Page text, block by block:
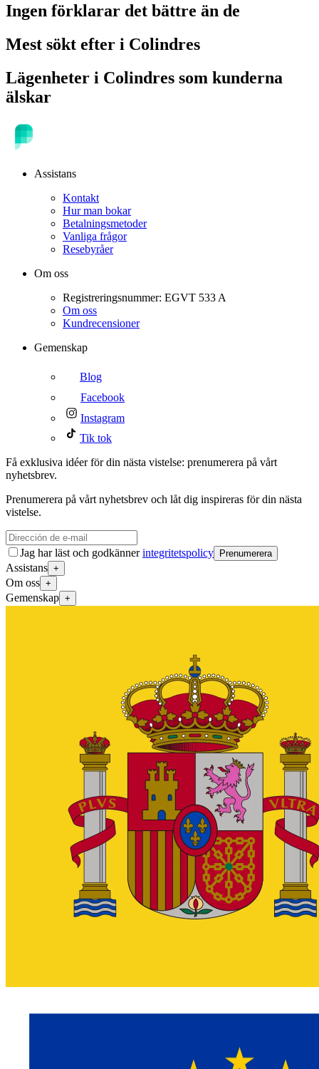
Ingen förklarar det bättre än de
Mest sökt efter i Colindres
Lägenheter i Colindres som kunderna
älskar
Assistans
Kontakt
Hur man bokar
Betalningsmetoder
Vanliga frågor
Resebyråer
Om oss
Registreringsnummer: EGVT 533 A
Om oss
Kundrecensioner
Gemenskap
Blog
Facebook
Instagram
Tik tok
Få exklusiva idéer för din nästa vistelse: prenumerera på vårt
nyhetsbrev.
Prenumerera på vårt nyhetsbrev och låt dig inspireras för din nästa
vistelse.
Jag har läst och godkännerintegritetspolicy Prenumerera
Assistans +
Om oss +
Gemenskap +